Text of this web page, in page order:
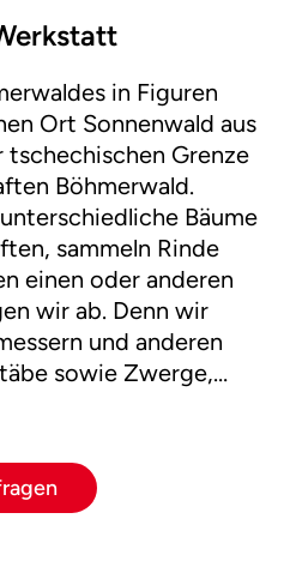
in Figuren
Ort Sonnenwald aus
Grenze
Böhmerwald.
Bäume
sammeln Rinde
einen oder anderen
wir ab. Denn wir
und anderen
sowie Zwerge,
zum Leben